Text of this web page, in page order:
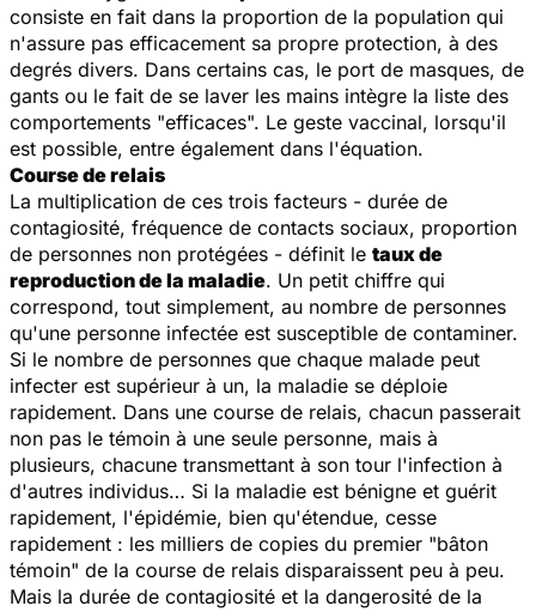
consiste en fait dans la proportion de la population qui
n'assure pas efficacement sa propre protection, à des
degrés divers. Dans certains cas, le port de masques, de
gants ou le fait de se laver les mains intègre la liste des
comportements "efficaces". Le geste vaccinal, lorsqu'il
est possible, entre également dans l'équation.
Course de relais
La multiplication de ces trois facteurs - durée de
contagiosité, fréquence de contacts sociaux, proportion
de personnes non protégées - définit le taux de
reproduction de la maladie. Un petit chiffre qui
correspond, tout simplement, au nombre de personnes
qu'une personne infectée est susceptible de contaminer.
Si le nombre de personnes que chaque malade peut
infecter est supérieur à un, la maladie se déploie
rapidement. Dans une course de relais, chacun passerait
non pas le témoin à une seule personne, mais à
plusieurs, chacune transmettant à son tour l'infection à
d'autres individus… Si la maladie est bénigne et guérit
rapidement, l'épidémie, bien qu'étendue, cesse
rapidement : les milliers de copies du premier "bâton
témoin" de la course de relais disparaissent peu à peu.
Mais la durée de contagiosité et la dangerosité de la